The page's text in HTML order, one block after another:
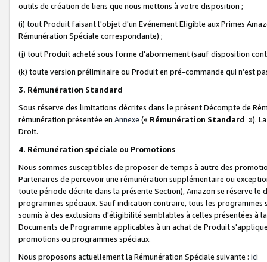
outils de création de liens que nous mettons à votre disposition ;
(i) tout Produit faisant l'objet d'un Evénement Eligible aux Primes
Rémunération Spéciale correspondante) ;
(j) tout Produit acheté sous forme d'abonnement (sauf disposition
(k) toute version préliminaire ou Produit en pré-commande qui n’est
3. Rémunération Standard
Sous réserve des limitations décrites dans le présent Décompte de
rémunération présentée en Annexe (« Rémunération Standard »).
Droit.
4. Rémunération spéciale ou Promotions
Nous sommes susceptibles de proposer de temps à autre des
Partenaires de percevoir une rémunération supplémentaire ou
toute période décrite dans la présente Section), Amazon se réserve
programmes spéciaux. Sauf indication contraire, tous les
soumis à des exclusions d'éligibilité semblables à celles présentées à
Documents de Programme applicables à un achat de Produit
promotions ou programmes spéciaux.
Nous proposons actuellement la Rémunération Spéciale suivante : ici